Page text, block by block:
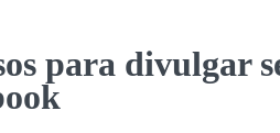
para divulgar